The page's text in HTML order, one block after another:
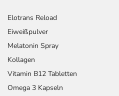
Elotrans Reload
Eiweißpulver
Melatonin Spray
Kollagen
Vitamin B12 Tabletten
Omega 3 Kapseln